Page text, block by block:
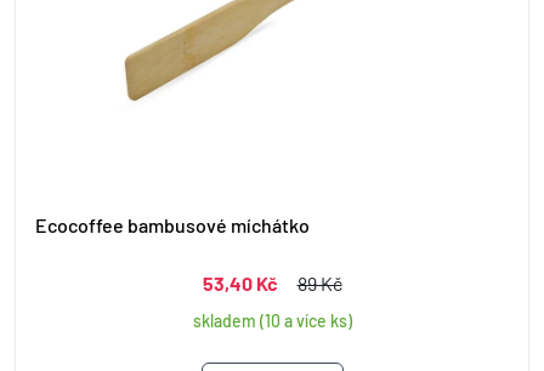
Ecocoffee bambusové míchátko
53,40 Kč 89 Kč
skladem (10 a více ks)